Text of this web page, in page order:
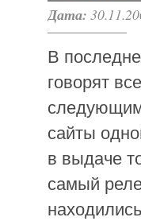
Дата:
В
говорят
сайты
в выдаче
самый